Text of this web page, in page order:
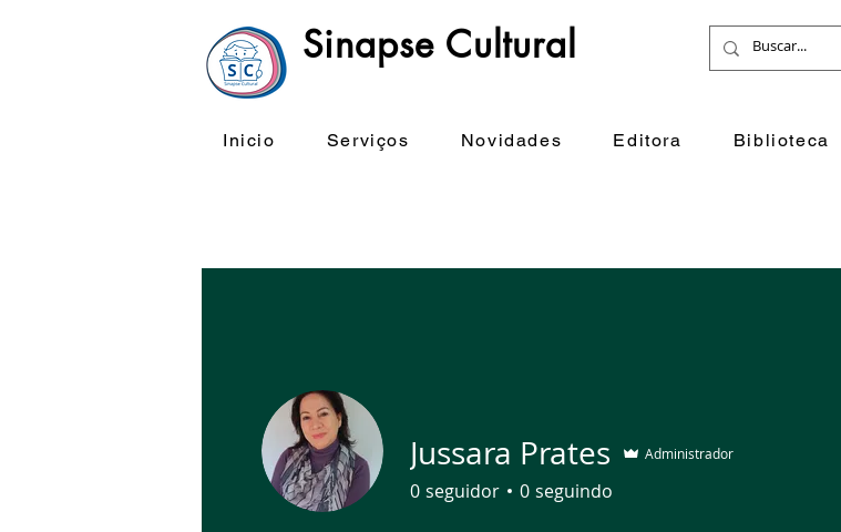
Sinapse Cultural
Inicio Serviços Novidades Editora Biblioteca
Jussara Prates Administrador
0 seguidor 0 seguindo